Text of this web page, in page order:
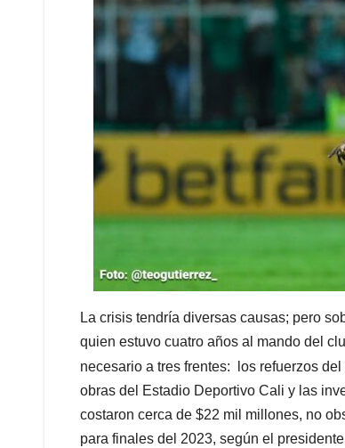
La crisis tendría diversas causas; pero
quien estuvo cuatro años al mando del
necesario a tres frentes: los refuerzos
obras del Estadio Deportivo Cali y las
costaron cerca de $22 mil millones, no
para finales del 2023, según el